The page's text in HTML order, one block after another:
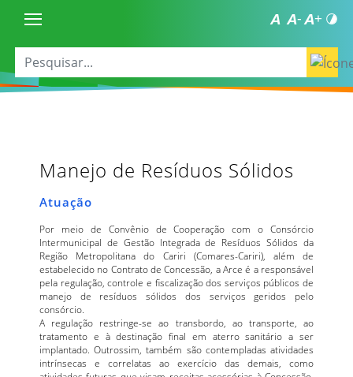
Manejo de Resíduos Sólidos
Atuação
Por meio de Convênio de Cooperação com o Consórcio
Intermunicipal de Gestão Integrada de Resíduos Sólidos da
Região Metropolitana do Cariri (Comares-Cariri), além de
estabelecido no Contrato de Concessão, a Arce é a responsável
pela regulação, controle e fiscalização dos serviços públicos de
manejo de resíduos sólidos dos serviços geridos pelo
consórcio.
A regulação restringe-se ao transbordo, ao transporte, ao
tratamento e à destinação final em aterro sanitário a ser
implantado. Outrossim, também são contempladas atividades
intrínsecas e correlatas ao exercício das demais, como